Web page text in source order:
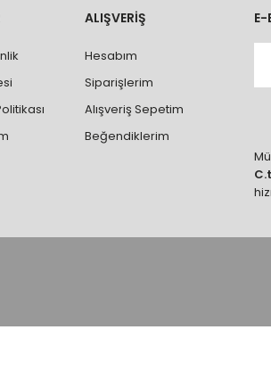
siparişler iade alınmaz veya
önce ürünlerin montajını yapacak
ALIŞVERİŞ
Hesabım
Siparişlerim
Alışveriş Sepetim
Beğendiklerim
E-